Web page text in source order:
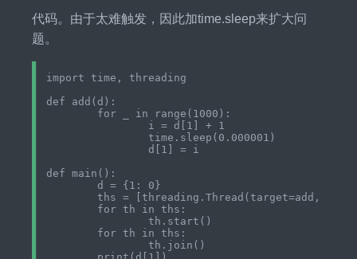
代码。由于太难触发，因此加time.sleep来扩大问
题。
import time, threading
def add(d):
def main():